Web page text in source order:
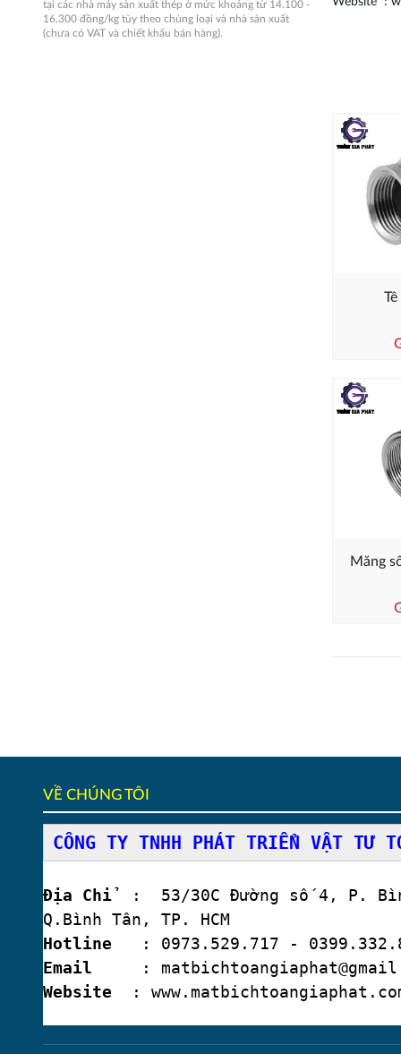
Măng
tại các nhà máy sản xuất thép ở mức khoảng từ 14.100 -
16.300 đồng/kg tùy theo chủng loại và nhà sản xuất
(chưa có VAT và chiết khấu bán hàng).
VỀ CHÚNG TÔI
CÔNG TY TNHH PHÁT TRIỂN VẬT TƯ
Địa Chỉ: 53/30C Đường số 4, P.
Q.Bình Tân, TP. HCM
Hotline : 0973.529.717 -
Email :
Website :